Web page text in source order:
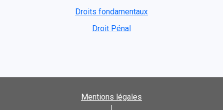
Droits fondamentaux
Droit Pénal
Mentions légales